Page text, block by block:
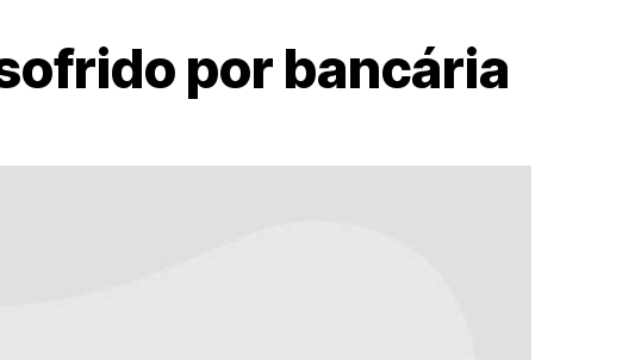
por bancária